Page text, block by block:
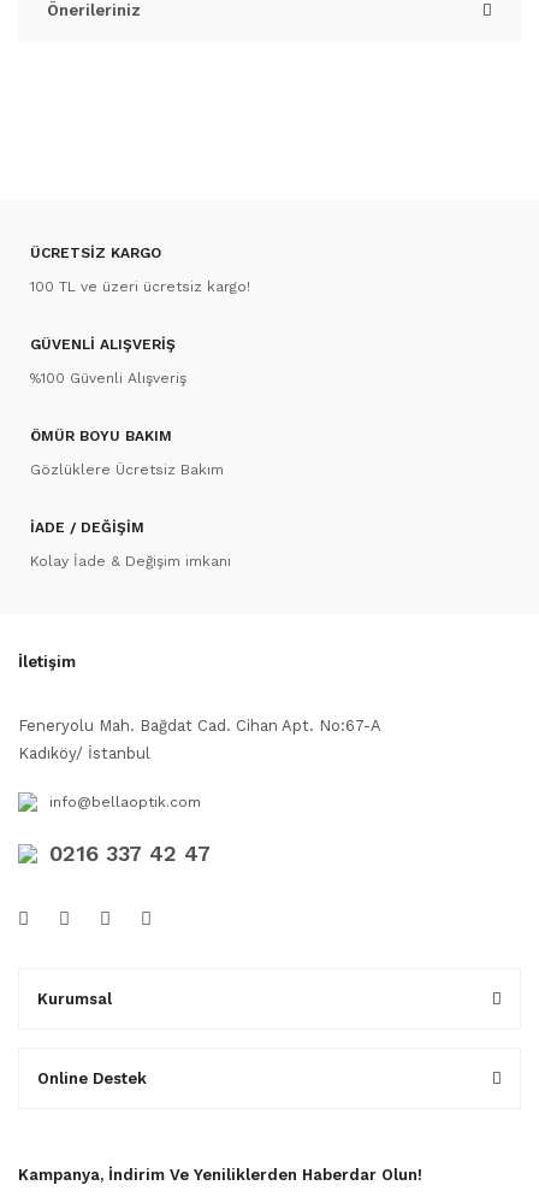
Önerileriniz
ÜCRETSİZ KARGO
100 TL ve üzeri ücretsiz kargo!
GÜVENLİ ALIŞVERİŞ
%100 Güvenli Alışveriş
ÖMÜR BOYU BAKIM
Gözlüklere Ücretsiz Bakım
İADE / DEĞİŞİM
Kolay İade & Değişim imkanı
İletişim
Feneryolu Mah. Bağdat Cad. Cihan Apt. No:67-A
Kadıköy/ İstanbul
info@bellaoptik.com
0216 337 42 47
Kurumsal
Online Destek
Kampanya, İndirim Ve Yeniliklerden Haberdar Olun!